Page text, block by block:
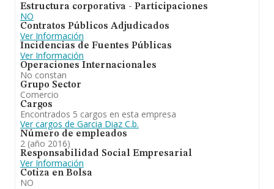
Estructura corporativa - Participaciones
NO
Contratos Públicos Adjudicados
Ver Información
Incidencias de Fuentes Públicas
Ver Información
Operaciones Internacionales
No constan
Grupo Sector
Comercio
Cargos
Encontrados 5 cargos en esta empresa
Ver cargos de Garcia Diaz C.b.
Número de empleados
2 (año 2016)
Responsabilidad Social Empresarial
Ver Información
Cotiza en Bolsa
NO